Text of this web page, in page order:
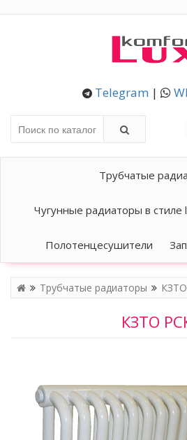
Telegram |
Трубчатые
Чугунные радиаторы в стиле
Полотенцесушители
Трубчатые радиаторы КЗТО
КЗТО